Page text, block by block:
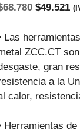
68.780 El
original
era:
$68.780.
$49.521El
Las
ZCC.CT
gran
a la
calor,
Herramientas